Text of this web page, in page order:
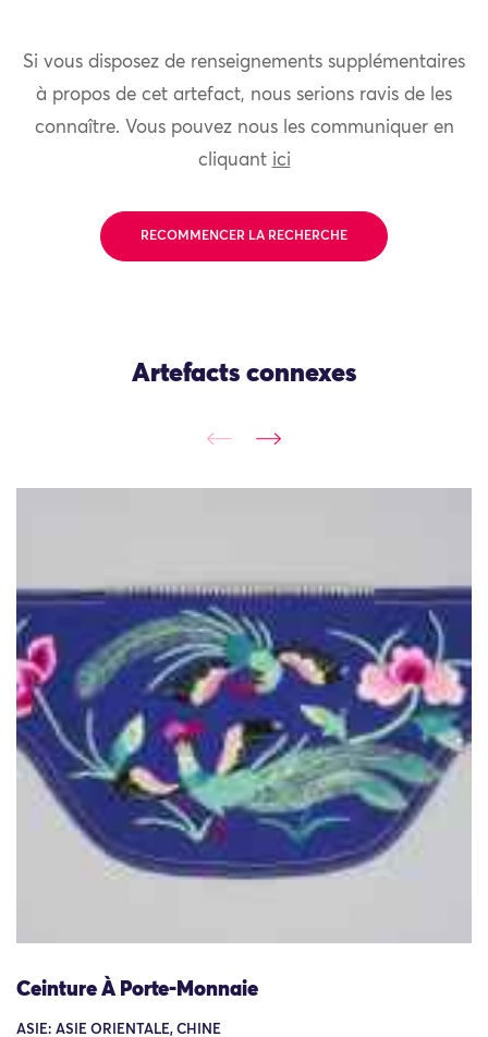
Si vous disposez de renseignements supplémentaires
à propos de cet artefact, nous serions ravis de les
connaître. Vous pouvez nous les communiquer en
cliquant ici
RECOMMENCER LA RECHERCHE
Artefacts connexes
Ceinture À Porte-Monnaie
ASIE: ASIE ORIENTALE, CHINE